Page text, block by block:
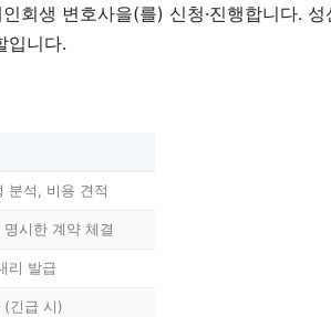
생 변호사을(를) 신청·진행합니다. 성
입니다.
분석, 비용 견적
시한 계약 체결
리 발급
(긴급 시)